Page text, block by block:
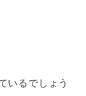
いるでしょう